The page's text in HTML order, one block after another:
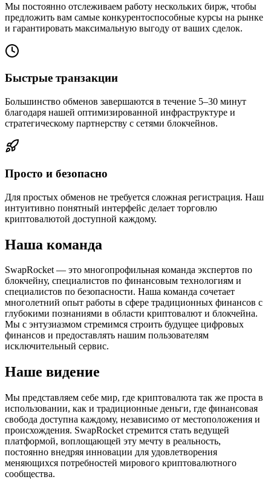
Мы постоянно отслеживаем работу нескольких бирж, чтобы
предложить вам самые конкурентоспособные курсы на рынке
и гарантировать максимальную выгоду от ваших сделок.
Быстрые транзакции
Большинство обменов завершаются в течение 5–30 минут
благодаря нашей оптимизированной инфраструктуре и
стратегическому партнерству с сетями блокчейнов.
Просто и безопасно
Для простых обменов не требуется сложная регистрация. Наш
интуитивно понятный интерфейс делает торговлю
криптовалютой доступной каждому.
Наша команда
SwapRocket — это многопрофильная команда экспертов по
блокчейну, специалистов по финансовым технологиям и
специалистов по безопасности. Наша команда сочетает
многолетний опыт работы в сфере традиционных финансов с
глубокими познаниями в области криптовалют и блокчейна.
Мы с энтузиазмом стремимся строить будущее цифровых
финансов и предоставлять нашим пользователям
исключительный сервис.
Наше видение
Мы представляем себе мир, где криптовалюта так же проста в
использовании, как и традиционные деньги, где финансовая
свобода доступна каждому, независимо от местоположения и
происхождения. SwapRocket стремится стать ведущей
платформой, воплощающей эту мечту в реальность,
постоянно внедряя инновации для удовлетворения
меняющихся потребностей мирового криптовалютного
сообщества.